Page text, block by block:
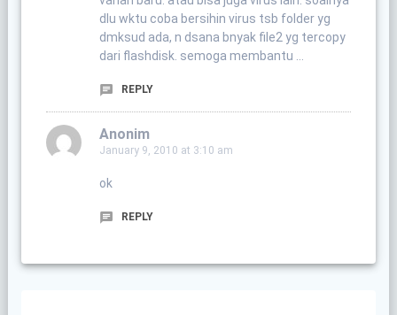
dlu wktu coba bersihin virus tsb folder yg
dmksud ada, n dsana bnyak file2 yg tercopy
dari flashdisk. semoga membantu …
REPLY
Anonim
January 9, 2010 at 3:10 am
ok
REPLY